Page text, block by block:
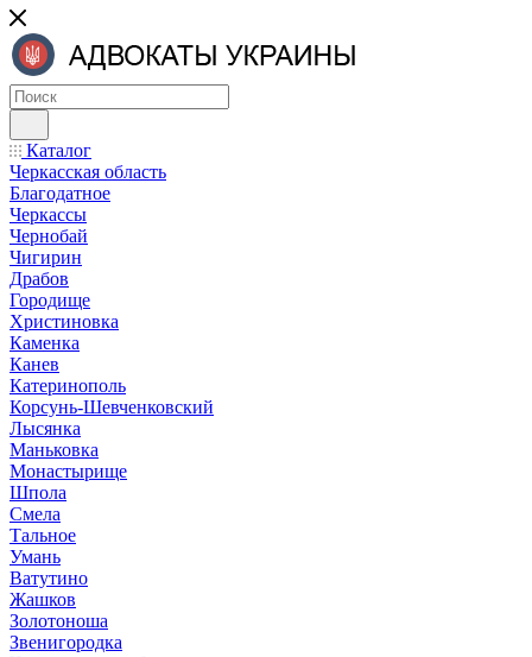
Каталог
Черкасская область
Благодатное
Черкассы
Чернобай
Чигирин
Драбов
Городище
Христиновка
Каменка
Канев
Катеринополь
Корсунь-Шевченковский
Лысянка
Маньковка
Монастырище
Шпола
Смела
Тальное
Умань
Ватутино
Жашков
Золотоноша
Звенигородка